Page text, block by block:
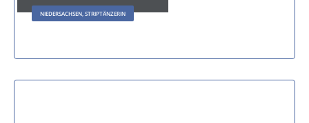
NIEDERSACHSEN, STRIPTÄNZERIN